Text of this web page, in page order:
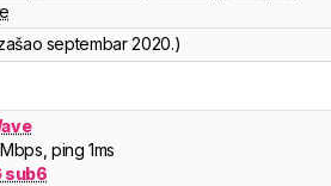
septembar 2020.)
Mbps , ping 1ms
sub6